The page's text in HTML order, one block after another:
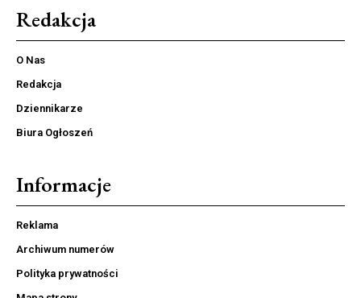
Redakcja
O Nas
Redakcja
Dziennikarze
Biura Ogłoszeń
Informacje
Reklama
Archiwum numerów
Polityka prywatności